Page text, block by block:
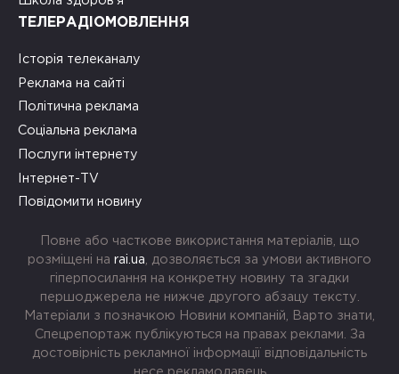
ТЕЛЕРАДІОМОВЛЕННЯ
Історія телеканалу
Реклама на сайті
Політична реклама
Соціальна реклама
Послуги інтернету
Інтернет-TV
Повідомити новину
Повне або часткове використання матеріалів, що
розміщені на rai.ua , дозволяється за умови активного
гіперпосилання на конкретну новину та згадки
першоджерела не нижче другого абзацу тексту.
Матеріали з позначкою Новини компаній, Варто знати,
Спецрепортаж публікуються на правах реклами. За
достовірність рекламної інформації відповідальність